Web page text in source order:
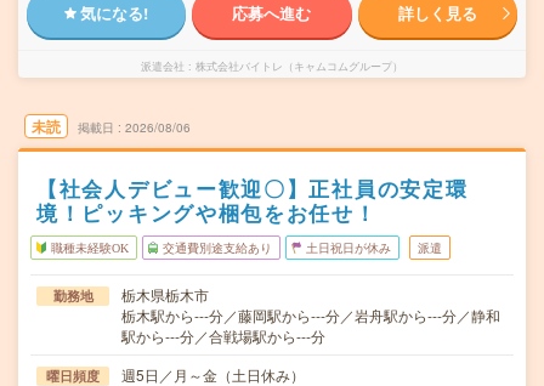
気になる! 応募へ進む 詳しく見る
派遣会社 株式会社バイトレ（キャムコムグループ）
未読 掲載日 2026/08/06
【社会人デビュー歓迎〇】正社員の安定環
境！ピッキングや梱包をお任せ！
職種未経験OK 交通費別途支給あり 土日祝日が休み 派遣
勤務地
栃木県栃木市
栃木駅から---分／藤岡駅から---分／岩舟駅から---分／静和
駅から---分／合戦場駅から---分
曜日頻度 週5日／月～金（土日休み）